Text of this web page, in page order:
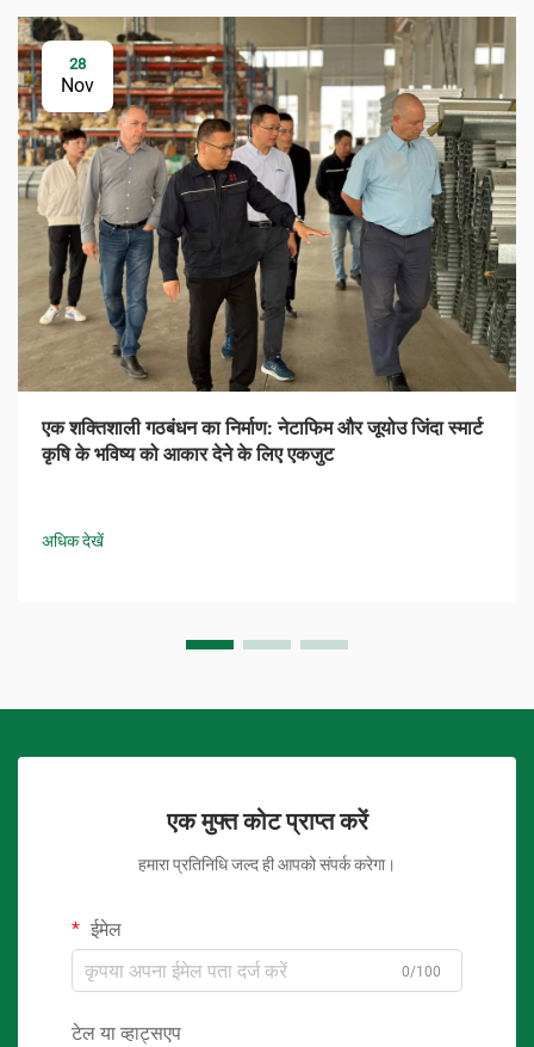
28
Nov
एक शक्तिशाली गठबंधन का निर्माण: नेटाफिम और जूयोउ जिंदा स्मार्ट
कृषि के भविष्य को आकार देने के लिए एकजुट
अधिक देखें
एक मुफ्त कोट प्राप्त करें
हमारा प्रतिनिधि जल्द ही आपको संपर्क करेगा।
ईमेल
0/100
टेल या व्हाट्सएप